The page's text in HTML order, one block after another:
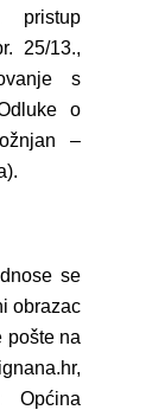
25/13.,
s
o
–
se
obrazac
pošte na
,
Općina